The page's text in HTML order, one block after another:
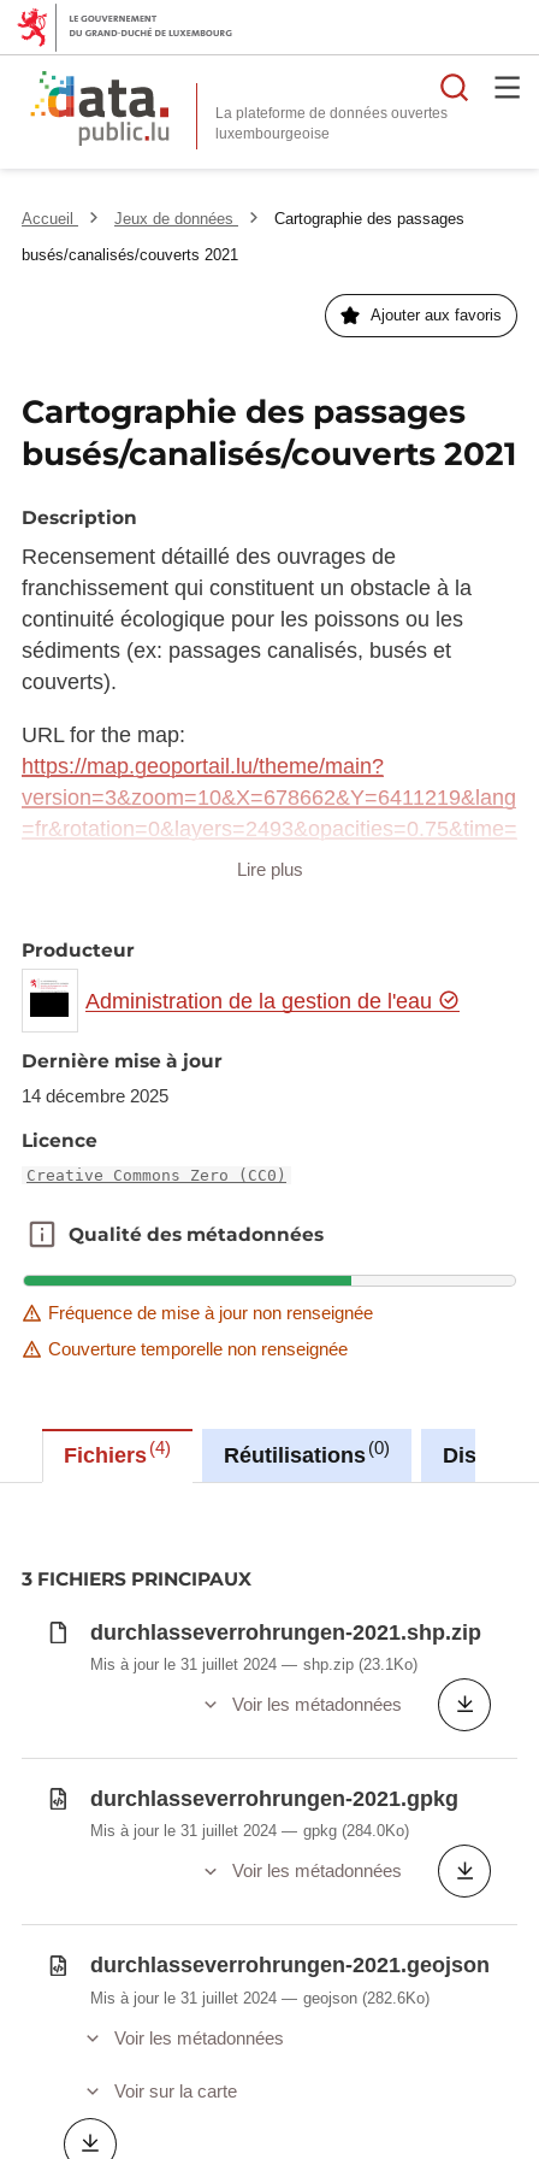
La plateforme de données ouvertes
Accueil Jeux de données
Cartographie des passages
busés/canalisés/couverts 2021
Ajouter aux favoris
Cartographie des passages
busés/canalisés/couverts 2021
Description
Recensement détaillé des ouvrages de
franchissement qui constituent un obstacle à la
continuité écologique pour les poissons ou les
sédiments (ex: passages canalisés, busés et
couverts).
URL for the map:
https://map.geoportail.lu/theme/main?
version=3&zoom=10&X=678662&Y=6411219&lang
=fr&rotation=0&layers=2493&opacities=0.75&time=
&bgLayer=topo_bw_jpeg&crosshair=false
https://geocatalogue.geoportail.lu/geonetwork/srv/fr
e/catalog.search#/metadata/6eb34108-4bad-4cb7-
881e-7db3174c7531
WMS link:
https://wms.geoportail.lu/public_map_layers/service
Lire plus
Producteur
Administration de la gestion de l'eau
Dernière mise à jour
14 décembre 2025
Licence
Creative Commons Zero (CC0)
Qualité des métadonnées
Qualité des métadonnées
Fréquence de mise à jour non renseignée
Couverture temporelle non renseignée
Fichiers 4 Réutilisations 0
3 FICHIERS PRINCIPAUX
durchlasseverrohrungen-2021.shp.zip
Mis à jour le 31 juillet 2024 shp.zip (23.1Ko)
Voir les métadonnées
durchlasseverrohrungen-2021.gpkg
Mis à jour le 31 juillet 2024 gpkg (284.0Ko)
Voir les métadonnées
durchlasseverrohrungen-2021.geojson
Mis à jour le 31 juillet 2024 geojson (282.6Ko)
Voir les métadonnées
Voir sur la carte